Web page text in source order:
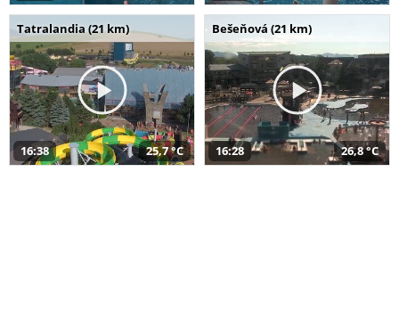
Tatralandia (21 km)
16:38 25,7 °C
Bešeňová (21 km)
16:28 26,8 °C